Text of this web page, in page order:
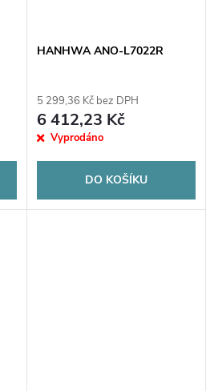
HANHWA ANO-L7022R
5 299,36 Kč bez DPH
6 412,23 Kč
Vyprodáno
DO KOŠÍKU